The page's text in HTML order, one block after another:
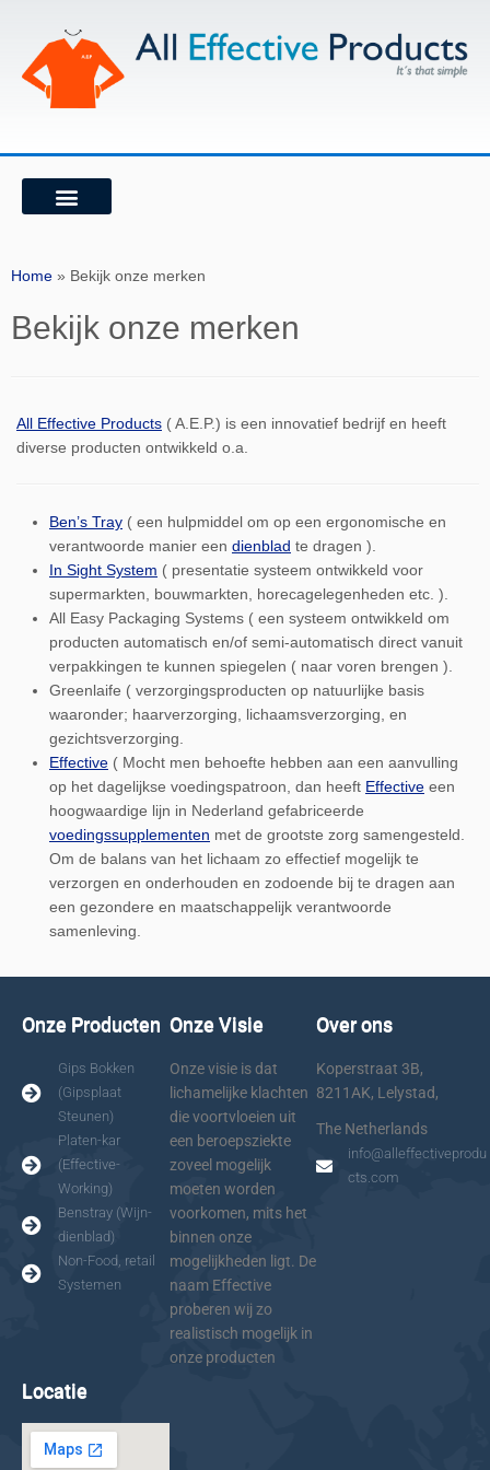
Home » Bekijk onze merken
Bekijk onze merken
All Effective Products ( A.E.P.) is een innovatief bedrijf en heeft
diverse producten ontwikkeld o.a.
Ben’s Tray ( een hulpmiddel om op een ergonomische en
verantwoorde manier een dienblad te dragen ).
In Sight System ( presentatie systeem ontwikkeld voor
supermarkten, bouwmarkten, horecagelegenheden etc. ).
All Easy Packaging Systems ( een systeem ontwikkeld om
producten automatisch en/of semi-automatisch direct vanuit
verpakkingen te kunnen spiegelen ( naar voren brengen ).
Greenlaife ( verzorgingsproducten op natuurlijke basis
waaronder; haarverzorging, lichaamsverzorging, en
gezichtsverzorging.
Effective ( Mocht men behoefte hebben aan een aanvulling
op het dagelijkse voedingspatroon, dan heeft Effective een
hoogwaardige lijn in Nederland gefabriceerde
voedingssupplementen met de grootste zorg samengesteld.
Om de balans van het lichaam zo effectief mogelijk te
verzorgen en onderhouden en zodoende bij te dragen aan
een gezondere en maatschappelijk verantwoorde
samenleving.
Onze Producten
Gips Bokken
(Gipsplaat
Steunen)
Platen-kar
(Effective-
Working)
Benstray (Wijn-
dienblad)
Non-Food, retail
Systemen
Onze Visie
Onze visie is dat
lichamelijke klachten
die voortvloeien uit
een beroepsziekte
zoveel mogelijk
moeten worden
voorkomen, mits het
binnen onze
mogelijkheden ligt. De
naam Effective
proberen wij zo
realistisch mogelijk in
onze producten
Over ons
Koperstraat 3B,
8211AK, Lelystad,
The Netherlands
info@alleffectiveprodu
cts.com
Locatie